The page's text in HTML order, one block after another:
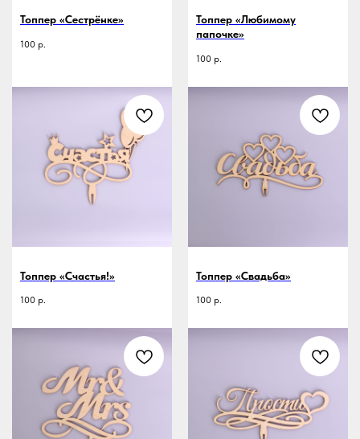
Топпер «Сестрёнке»
100 р.
Топпер «Любимому
папочке»
100 р.
Топпер «Счастья!»
100 р.
Топпер «Свадьба»
100 р.